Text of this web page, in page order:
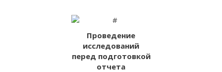
Проведение
исследований
перед подготовкой
отчета